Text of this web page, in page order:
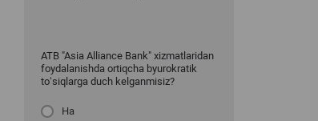
ATB "Asia Alliance Bank" xizmatlaridan
foydalanishda ortiqcha byurokratik
to‘siqlarga duch kelganmisiz?
Ha